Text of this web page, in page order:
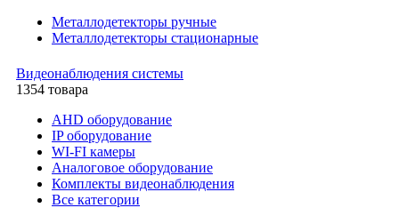
Металлодетекторы ручные
Металлодетекторы стационарные
Видеонаблюдения cистемы
1354 товара
AHD оборудование
IP оборудование
WI-FI камеры
Аналоговое оборудование
Комплекты видеонаблюдения
Все категории